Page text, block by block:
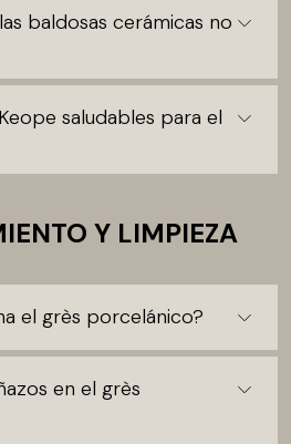
baldosas cerámicas no
saludables para el
Y LIMPIEZA
el grès porcelánico?
en el grès